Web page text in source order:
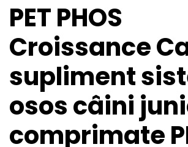
PET PHOS
Croissance
supliment
osos câini
comprimate